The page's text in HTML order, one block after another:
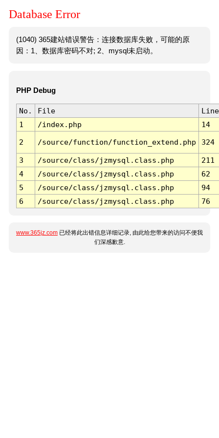
Database Error
(1040) 365建站错误警告：连接数据库失败，可能的原
因：1、数据库密码不对; 2、mysql未启动。
PHP Debug
No. File
Line
1
/index.php 14
2 /source/function/function_extend.php 324
3 /source/class/jzmysql.class.php
211
4
/source/class/jzmysql.class.php
62
5
/source/class/jzmysql.class.php
94
6
/source/class/jzmysql.class.php 76
www.365jz.com 已经将此出错信息详细记录, 由此给您带来的访问不便我
们深感歉意.